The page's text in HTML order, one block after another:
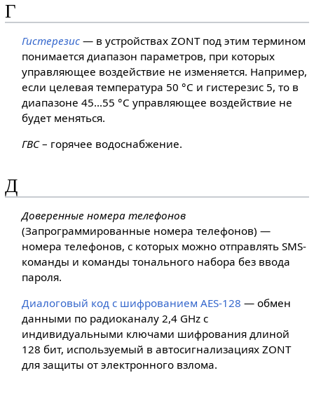
Г
Гистерезис — в устройствах ZONT под этим термином
понимается диапазон параметров, при которых
управляющее воздействие не изменяется. Например,
если целевая температура 50 °С и гистерезис 5, то в
диапазоне 45...55 °С управляющее воздействие не
будет меняться.
ГВС– горячее водоснабжение.
Д
Доверенные номера телефонов
(Запрограммированные номера телефонов) —
номера телефонов, с которых можно отправлять SMS-
команды и команды тонального набора без ввода
пароля.
Диалоговый код с шифрованием AES-128 — обмен
данными по радиоканалу 2,4 GHz с
индивидуальными ключами шифрования длиной
128 бит, используемый в автосигнализациях ZONT
для защиты от электронного взлома.